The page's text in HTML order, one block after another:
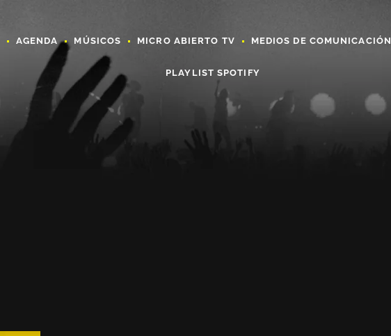
AGENDA MÚSICOS MICRO ABIERTO TV MEDIOS DE COMUNICACIÓN
PLAYLIST SPOTIFY